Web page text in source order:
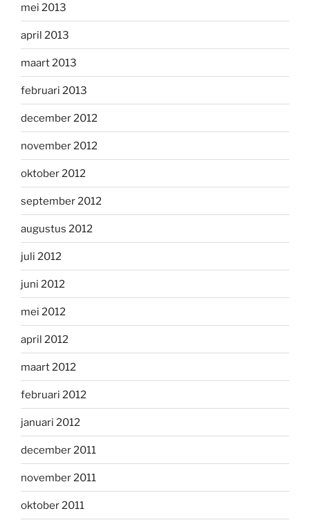
mei 2013
april 2013
maart 2013
februari 2013
december 2012
november 2012
oktober 2012
september 2012
augustus 2012
juli 2012
juni 2012
mei 2012
april 2012
maart 2012
februari 2012
januari 2012
december 2011
november 2011
oktober 2011